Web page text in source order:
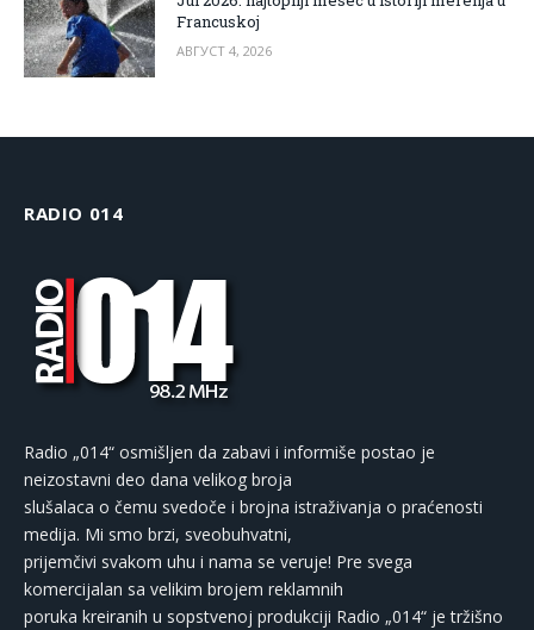
Francuskoj
АВГУСТ 4, 2026
RADIO 014
Radio „014“ osmišljen da zabavi i informiše postao je
neizostavni deo dana velikog broja
slušalaca o čemu svedoče i brojna istraživanja o praćenosti
medija. Mi smo brzi, sveobuhvatni,
prijemčivi svakom uhu i nama se veruje! Pre svega
komercijalan sa velikim brojem reklamnih
poruka kreiranih u sopstvenoj produkciji Radio „014“ je tržišno